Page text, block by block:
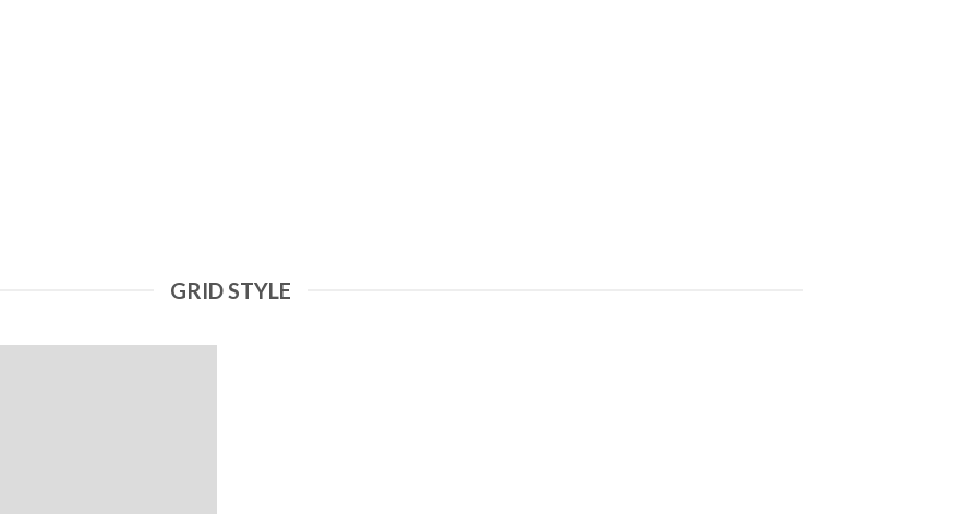
GRID STYLE